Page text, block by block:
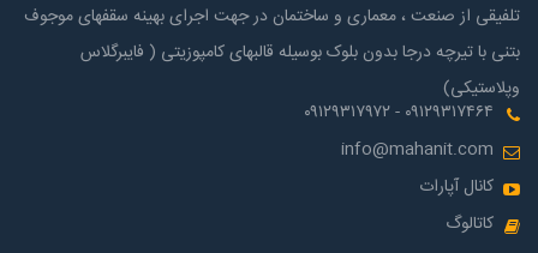
تلفیقی از صنعت ، معماری و ساختمان در جهت اجرای بهینه سقفهای موجوف
بتنی با تیرچه درجا بدون بلوک بوسیله قالبهای کامپوزیتی ( فایبرگلاس
وپلاستیکی)
۰۹۱۲۹۳۱۷۴۶۴ - ۰۹۱۲۹۳۱۷۹۷۲
info@mahanit.com
کانال آپارات
کاتالوگ